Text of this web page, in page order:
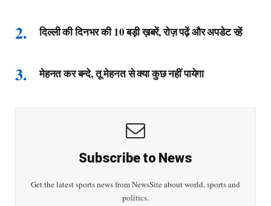
दिल्ली की दिनभर की 10 बड़ी ख़बरें, रोज़ पढ़ें और अपडेट रहें
मेहनत कर बन्दे, तू मेहनत से क्या कुछ नहीं पायेगा
Subscribe to News
Get the latest sports news from NewsSite about world, sports and
politics.